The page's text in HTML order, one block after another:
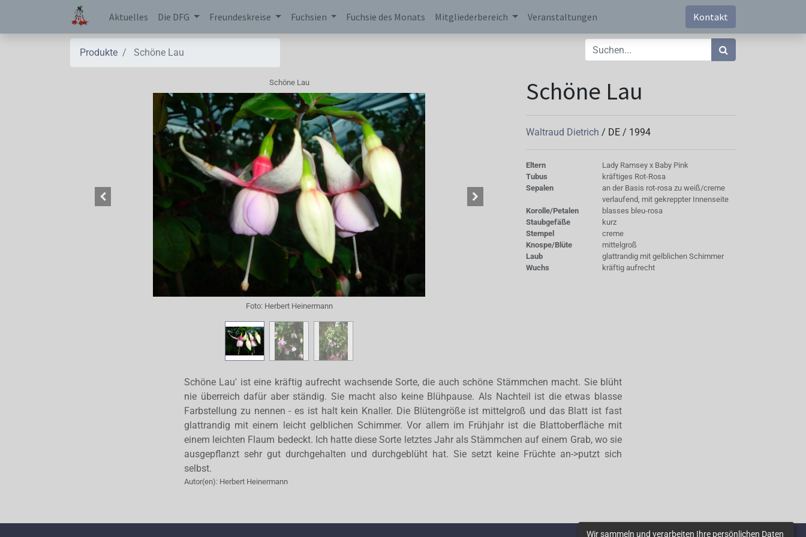
Aktuelles Die DFG Freundeskreise Fuchsien Fuchsie des Monats Mitgliederbereich Veranstaltungen Kontakt
Produkte Schöne Lau
Schöne Lau
Foto: Herbert Heinermann
Schöne Lau
Waltraud Dietrich / DE / 1994
Eltern
Lady Ramsey x Baby Pink
Tubus
kräftiges Rot-Rosa
Sepalen
an der Basis rot-rosa zu weiß/creme
verlaufend, mit gekreppter Innenseite
Korolle/Petalen
blasses bleu-rosa
Staubgefäße
kurz
Stempel
creme
Knospe/Blüte
mittelgroß
Laub
glattrandig mit gelblichen Schimmer
Wuchs
kräftig aufrecht
Schöne Lau' ist eine kräftig aufrecht wachsende Sorte, die auch schöne Stämmchen macht. Sie blüht
nie überreich dafür aber ständig. Sie macht also keine Blühpause. Als Nachteil ist die etwas blasse
Farbstellung zu nennen - es ist halt kein Knaller. Die Blütengröße ist mittelgroß und das Blatt ist fast
glattrandig mit einem leicht gelblichen Schimmer. Vor allem im Frühjahr ist die Blattoberfläche mit
einem leichten Flaum bedeckt. Ich hatte diese Sorte letztes Jahr als Stämmchen auf einem Grab, wo sie
ausgepflanzt sehr gut durchgehalten und durchgeblüht hat. Sie setzt keine Früchte an->putzt sich
selbst.
Autor(en): Herbert Heinermann
Wir sammeln und verarbeiten Ihre persönlichen Daten